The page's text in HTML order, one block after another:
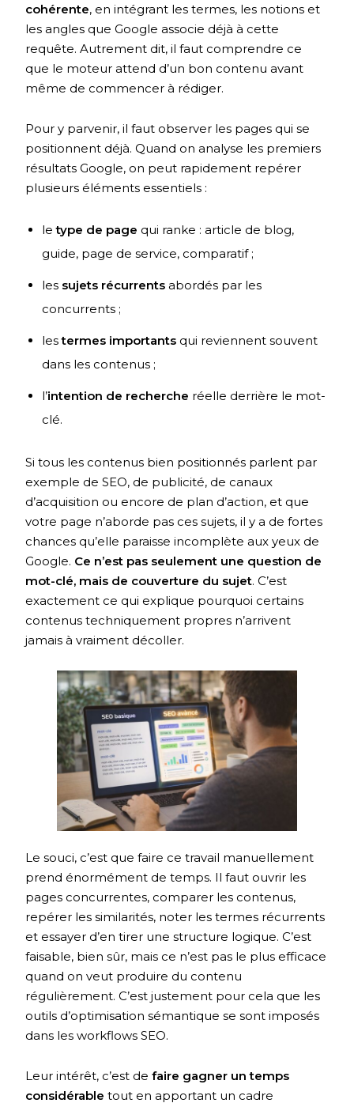
cohérente, en intégrant les termes, les notions et
les angles que Google associe déjà à cette
requête. Autrement dit, il faut comprendre ce
que le moteur attend d’un bon contenu avant
même de commencer à rédiger.
Pour y parvenir, il faut observer les pages qui se
positionnent déjà. Quand on analyse les premiers
résultats Google, on peut rapidement repérer
plusieurs éléments essentiels :
letype de page qui ranke : article de blog,
guide, page de service, comparatif ;
les sujets récurrents abordés par les
concurrents ;
lestermes importants qui reviennent souvent
dans les contenus ;
l’intention de recherche réelle derrière le mot-
clé.
Si tous les contenus bien positionnés parlent par
exemple de SEO, de publicité, de canaux
d’acquisition ou encore de plan d’action, et que
votre page n’aborde pas ces sujets, il y a de fortes
chances qu’elle paraisse incomplète aux yeux de
Google. Ce n’est pas seulement une question de
mot-clé, mais de couverture du sujet. C’est
exactement ce qui explique pourquoi certains
contenus techniquement propres n’arrivent
jamais à vraiment décoller.
Le souci, c’est que faire ce travail manuellement
prend énormément de temps. Il faut ouvrir les
pages concurrentes, comparer les contenus,
repérer les similarités, noter les termes récurrents
et essayer d’en tirer une structure logique. C’est
faisable, bien sûr, mais ce n’est pas le plus efficace
quand on veut produire du contenu
régulièrement. C’est justement pour cela que les
outils d’optimisation sémantique se sont imposés
dans les workflows SEO.
Leur intérêt, c’est defaire gagner un temps
considérable tout en apportant un cadre